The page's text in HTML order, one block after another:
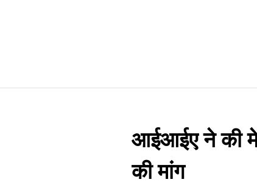
आईआईए ने की
की मांग